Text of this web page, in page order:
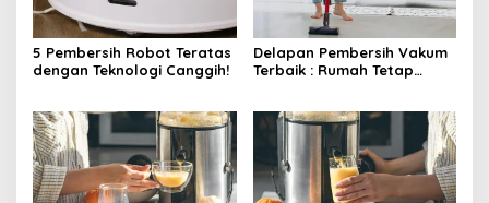
5 Pembersih Robot Teratas
dengan Teknologi Canggih!
Delapan Pembersih Vakum
Terbaik : Rumah Tetap